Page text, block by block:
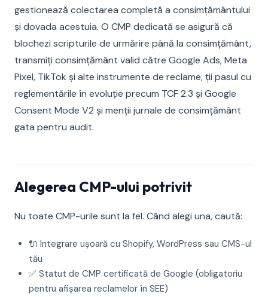
gestionează colectarea completă a consimțământului
și dovada acestuia. O CMP dedicată se asigură că
blochezi scripturile de urmărire până la consimțământ,
transmiți consimțământ valid către Google Ads, Meta
Pixel, TikTok și alte instrumente de reclame, ții pasul cu
reglementările în evoluție precum TCF 2.3 și Google
Consent Mode V2 și menții jurnale de consimțământ
gata pentru audit.
Alegerea CMP-ului potrivit
Nu toate CMP-urile sunt la fel. Când alegi una, caută:
🔌 Integrare ușoară cu Shopify, WordPress sau CMS-ul
tău
✅ Statut de CMP certificată de Google (obligatoriu
pentru afișarea reclamelor în SEE)